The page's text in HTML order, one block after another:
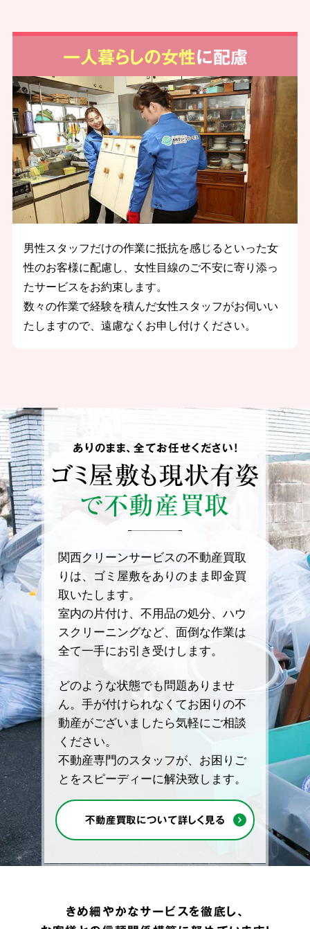
一人暮らしの女性に配慮
男性スタッフだけの作業に抵抗を感じるといった女
性のお客様に配慮し、女性目線のご不安に寄り添っ
たサービスをお約束します。
数々の作業で経験を積んだ女性スタッフがお伺いい
たしますので、遠慮なくお申し付けください。
ありのまま、全てお任せください！
ゴミ屋敷も現状有姿
で不動産買取
関西クリーンサービスの不動産買取
りは、ゴミ屋敷をありのまま即金買
取いたします。
室内の片付け、不用品の処分、ハウ
スクリーニングなど、面倒な作業は
全て一手にお引き受けします。
どのような状態でも問題ありませ
ん。手が付けられなくてお困りの不
動産がございましたら気軽にご相談
ください。
不動産専門のスタッフが、お困りご
とをスピーディーに解決致します。
不動産買取について詳しく見る
きめ細やかなサービスを徹底し、